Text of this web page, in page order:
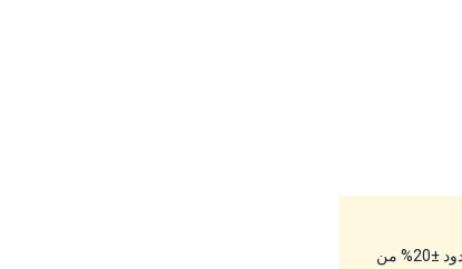
رقم الموديل = التدفق الإسمي للتغذية بـ م³/س (مثلاً HPB-500 ≈ 500 م³/س). أفضل كفاءة تكون عادة في حدود ±20% من